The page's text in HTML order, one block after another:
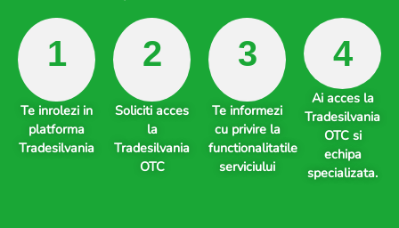
1
Te inrolezi in
platforma
Tradesilvania
2
Soliciti acces
la
Tradesilvania
OTC
3
Te informezi
cu privire la
functionalitatile
serviciului
4
Ai acces la
Tradesilvania
OTC si
echipa
specializata.